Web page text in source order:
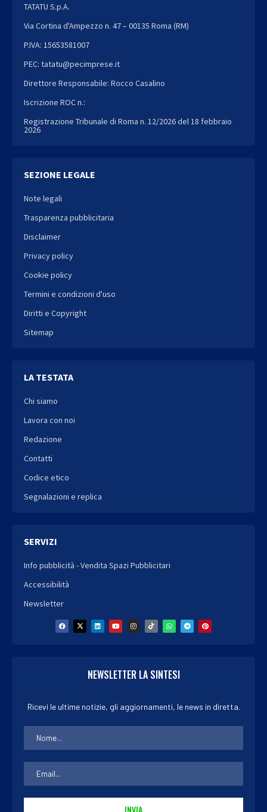
TATATU S.p.A.
Via Cortina d'Ampezzo n. 47 – 00135 Roma (RM)
P.IVA: 15653581007
PEC: tatatu@pecimprese.it
Direttore Responsabile: Rocco Casalino
Iscrizione ROC n.:
Registrazione Tribunale di Roma n. 12/2026 del 18 febbraio
2026
SEZIONE LEGALE
Note legali
Trasparenza pubblicitaria
Disclaimer
Privacy policy
Cookie policy
Termini e condizioni d'uso
Diritti e Copyright
Sitemap
LA TESTATA
Chi siamo
Lavora con noi
Redazione
Contatti
Codice etico
Segnalazioni e replica
SERVIZI
Info pubblicità - Vendita Spazi Pubblicitari
Accessibilità
Newsletter
NEWSLETTER LA SINTESI
Ricevi le ultime notizie, gli aggiornamenti, le news in diretta.